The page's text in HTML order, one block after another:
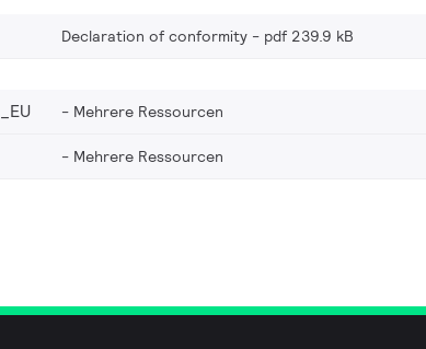
Declaration of conformity pdf 239.9 kB
Mehrere Ressourcen
Mehrere Ressourcen